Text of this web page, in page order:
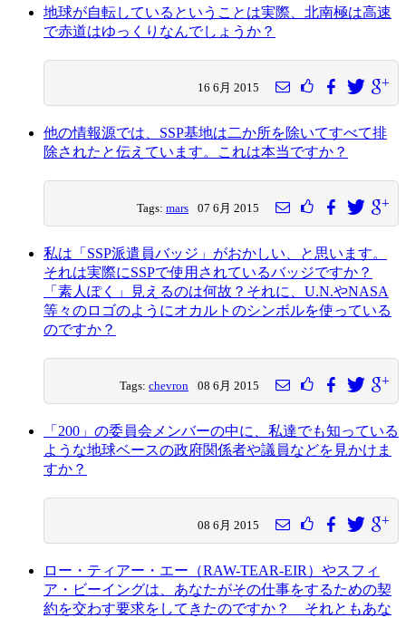
地球が自転しているということは実際、北南極は高速
で赤道はゆっくりなんでしょうか？
16 6月 2015
他の情報源では、SSP基地は二か所を除いてすべて排
除されたと伝えています。これは本当ですか？
Tags:mars 07 6月 2015
私は「SSP派遣員バッジ」がおかしい、と思います。
それは実際にSSPで使用されているバッジですか？
「素人ぽく」見えるのは何故？それに、U.N.やNASA
等々のロゴのようにオカルトのシンボルを使っている
のですか？
Tags:chevron 08 6月 2015
「200」の委員会メンバーの中に、私達でも知っている
ような地球ベースの政府関係者や議員などを見かけま
すか？
08 6月 2015
ロー・ティアー・エー（RAW-TEAR-EIR）やスフィ
ア・ビーイングは、あなたがその仕事をするための契
約を交わす要求をしてきたのですか？ それともあな